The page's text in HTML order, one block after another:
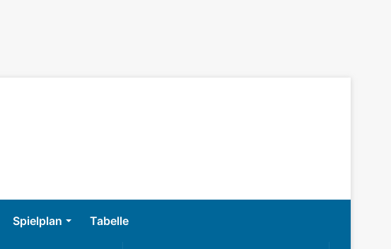
Spielplan Tabelle